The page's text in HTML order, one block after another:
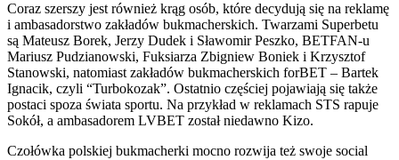
Coraz szerszy jest również krąg osób, które decydują się na reklamę
i ambasadorstwo zakładów bukmacherskich. Twarzami Superbetu
są Mateusz Borek, Jerzy Dudek i Sławomir Peszko, BETFAN-u
Mariusz Pudzianowski, Fuksiarza Zbigniew Boniek i Krzysztof
Stanowski, natomiast zakładów bukmacherskich forBET – Bartek
Ignacik, czyli “Turbokozak”. Ostatnio częściej pojawiają się także
postaci spoza świata sportu. Na przykład w reklamach STS rapuje
Sokół, a ambasadorem LVBET został niedawno Kizo.
Czołówka polskiej bukmacherki mocno rozwija też swoje social